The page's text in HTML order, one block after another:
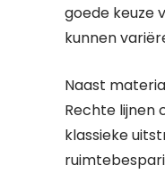
goede keuze
kunnen
Naast
Rechte lijnen
klassieke